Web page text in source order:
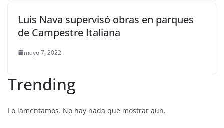
Luis Nava supervisó obras en parques
de Campestre Italiana
mayo 7, 2022
Trending
Lo lamentamos. No hay nada que mostrar aún.